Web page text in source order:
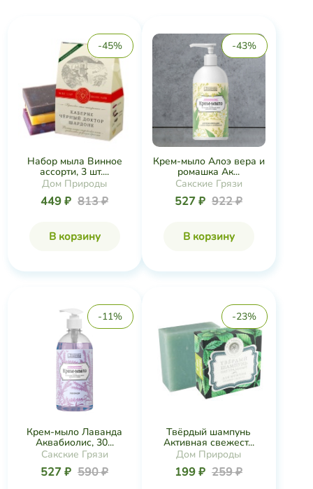
-45%
Набор мыла Винное
ассорти, 3 шт....
Дом Природы
449 ₽ 813 ₽
В корзину
-43%
Крем-мыло Алоэ вера и
ромашка Ак...
Сакские Грязи
527 ₽ 922 ₽
В корзину
-11%
Крем-мыло Лаванда
Аквабиолис, 30...
Сакские Грязи
527 ₽ 590 ₽
-23%
Твёрдый шампунь
Активная свежест...
Дом Природы
199 ₽ 259 ₽